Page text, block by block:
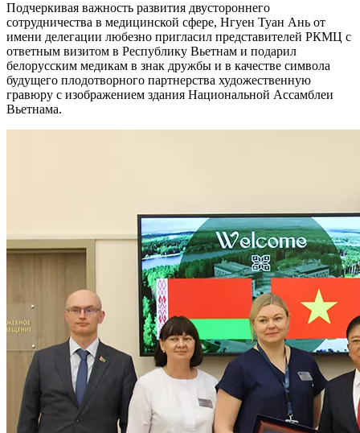
Подчеркивая важность развития двустороннего
сотрудничества в медицинской сфере, Нгуен Туан Ань от
имени делегации любезно пригласил представителей РКМЦ с
ответным визитом в Республику Вьетнам и подарил
белорусским медикам в знак дружбы и в качестве символа
будущего плодотворного партнерства художественную
гравюру с изображением здания Национальной Ассамблеи
Вьетнама.